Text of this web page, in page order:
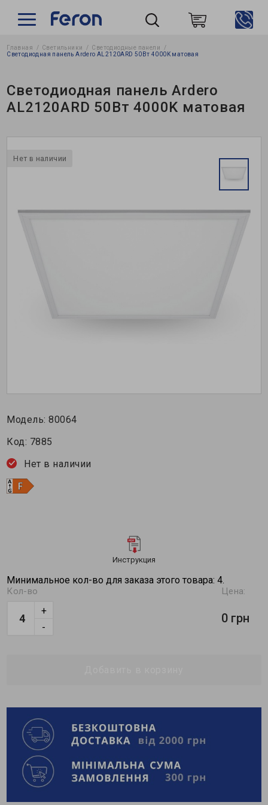
Главная Светильники
Светодиодные панели
Светодиодная панель Ardero AL2120ARD 50Вт 4000K матовая
Светодиодная панель Ardero
AL2120ARD 50Вт 4000K матовая
Нет в наличии
Модель:80064
Код: 7885
Нет в наличии
Инструкция
Минимальное кол-во для заказа этого товара: 4.
Кол-во
-
+
Цена:
0 грн